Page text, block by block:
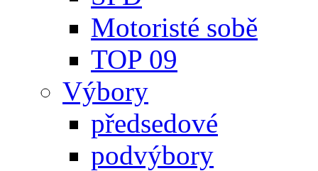
Motoristé sobě
TOP 09
Výbory
předsedové
podvýbory